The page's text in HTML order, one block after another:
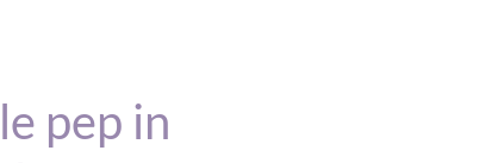
pep in